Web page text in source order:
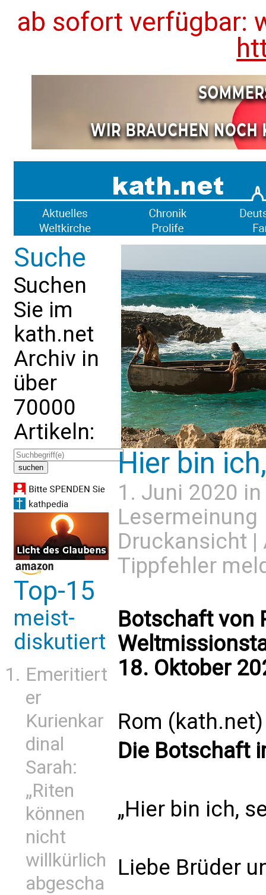
ab sofort verfügbar:
Suche
Suchen
Sie im
kath.net
Archiv in
über
70000
Artikeln:
Top-15
meist-
diskutiert
Emeritiert
er
Kurienkar
dinal
Sarah:
„Riten
können
nicht
willkürlich
abgescha
Hier bin
1. Juni 2020 in
Lesermeinung
Druckansicht |
Tippfehler
Botschaft von
18. Oktober
Rom (kath.net)
Die Botschaft
„Hier bin ich,
Liebe Brüder